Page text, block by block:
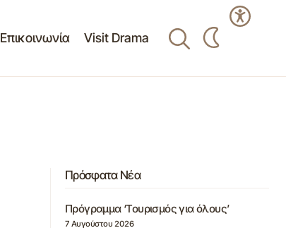
Επικοινωνία Visit Drama
Πρόσφατα Νέα
Πρόγραμμα ‘Τουρισμός για όλους’
7 Αυγούστου 2026